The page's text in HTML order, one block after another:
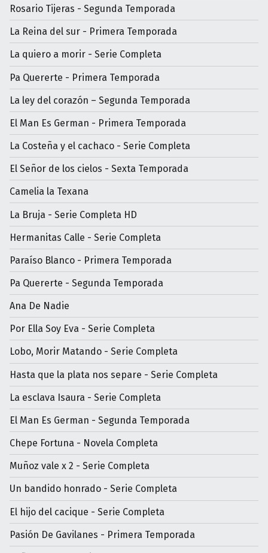
Rosario Tijeras - Segunda Temporada
La Reina del sur - Primera Temporada
La quiero a morir - Serie Completa
Pa Quererte - Primera Temporada
La ley del corazón – Segunda Temporada
El Man Es German - Primera Temporada
La Costeña y el cachaco - Serie Completa
El Señor de los cielos - Sexta Temporada
Camelia la Texana
La Bruja - Serie Completa HD
Hermanitas Calle - Serie Completa
Paraíso Blanco - Primera Temporada
Pa Quererte - Segunda Temporada
Ana De Nadie
Por Ella Soy Eva - Serie Completa
Lobo, Morir Matando - Serie Completa
Hasta que la plata nos separe - Serie Completa
La esclava Isaura - Serie Completa
El Man Es German - Segunda Temporada
Chepe Fortuna - Novela Completa
Muñoz vale x 2 - Serie Completa
Un bandido honrado - Serie Completa
El hijo del cacique - Serie Completa
Pasión De Gavilanes - Primera Temporada